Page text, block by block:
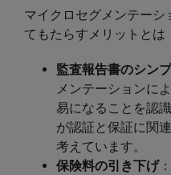
マイクロセグメンテーシ
てもたらすメリットとは
監査報告書のシン
メンテーションに
易になることを認
が認証と保証に関
考えています。
保険料の引き下げ